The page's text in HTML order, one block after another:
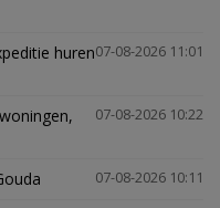
07-08-2026 11:01
huren
07-08-2026 10:22
07-08-2026 10:11